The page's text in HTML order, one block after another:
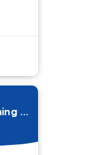
Güney Kıbrıs 4.5G Roaming Paketi